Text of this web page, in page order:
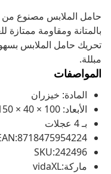
حامل الملابس مصنوع من
تحريك حامل الملابس
مبللة.
المواصفات
المادة: خيزران
الأبعاد: 100 × 40 × 150 سم (الطول × العرض × الارتفاع)
بـ 4 عجلات
SKU:242496
ماركة:vidaXL